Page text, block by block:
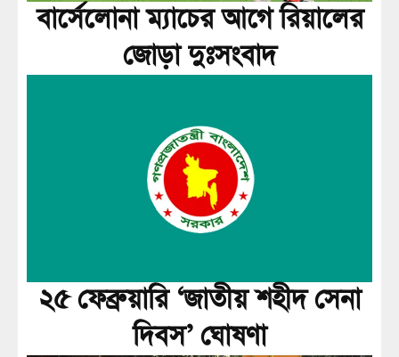
বার্সেলোনা ম্যাচের আগে রিয়ালের
জোড়া দুঃসংবাদ
২৫ ফেব্রুয়ারি ‘জাতীয় শহীদ সেনা
দিবস’ ঘোষণা